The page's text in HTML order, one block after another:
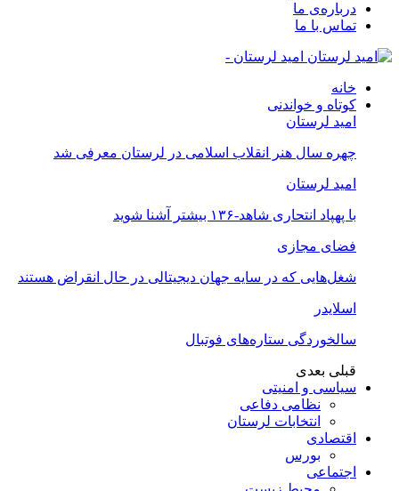
درباره‌ی ما
تماس با ما
امید لرستان -
خانه
کوتاه و خواندنی
امید لرستان
چهره سال هنر انقلاب اسلامی در لرستان معرفی شد
امید لرستان
با پهپاد انتحاری شاهد-۱۳۶ بیشتر آشنا شوید
فضای مجازی
شغل‌‌هایی که در سایه جهان دیجیتالی در حال انقراض هستند
اسلایدر
سالخوردگی ستاره‌های فوتبال
قبلی بعدی
سیاسی و امنیتی
نظامی دفاعی
انتخابات لرستان
اقتصادی
بورس
اجتماعی